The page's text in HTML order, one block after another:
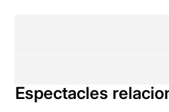
feta
Espectacles